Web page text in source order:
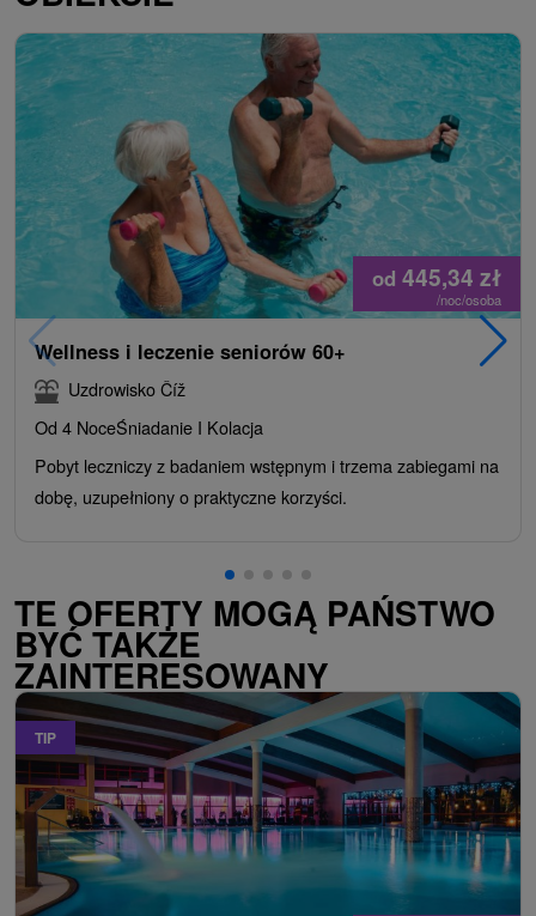
od 445,34 zł
/noc/osoba
Wellness i leczenie seniorów 60+
Uzdrowisko Číž
Od 4 NoceŚniadanie I Kolacja
Pobyt leczniczy z badaniem wstępnym i trzema zabiegami na
dobę, uzupełniony o praktyczne korzyści.
TE OFERTY MOGĄ PAŃSTWO
BYĆ TAKŻE
ZAINTERESOWANY
TIP